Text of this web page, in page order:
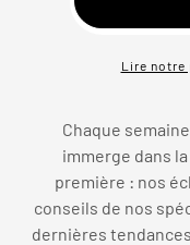
Lire
Chaque
immerge dans
première : nos
conseils de nos
dernières